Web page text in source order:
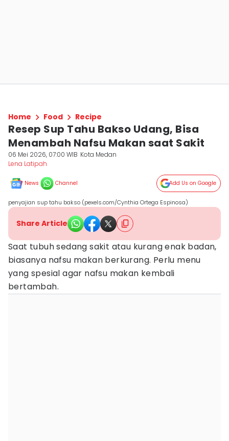
Home Food Recipe
Resep Sup Tahu Bakso Udang, Bisa
Menambah Nafsu Makan saat Sakit
06 Mei 2026, 07:00 WIB Kota Medan
Lena Latipah
News Channel Add Us on Google
penyajian sup tahu bakso (pexels.com/Cynthia Ortega Espinosa)
Share Article
Saat tubuh sedang sakit atau kurang enak badan,
biasanya nafsu makan berkurang. Perlu menu
yang spesial agar nafsu makan kembali
bertambah.